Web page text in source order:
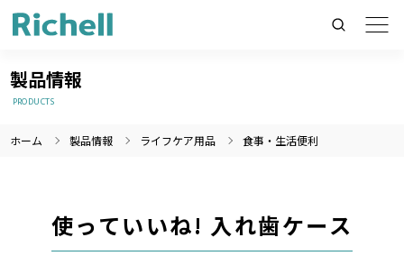
製品情報のみを検索
製品情報
PRODUCTS
ホーム 製品情報 ライフケア用品 食事・生活便利
使っていいね! 入れ歯ケース